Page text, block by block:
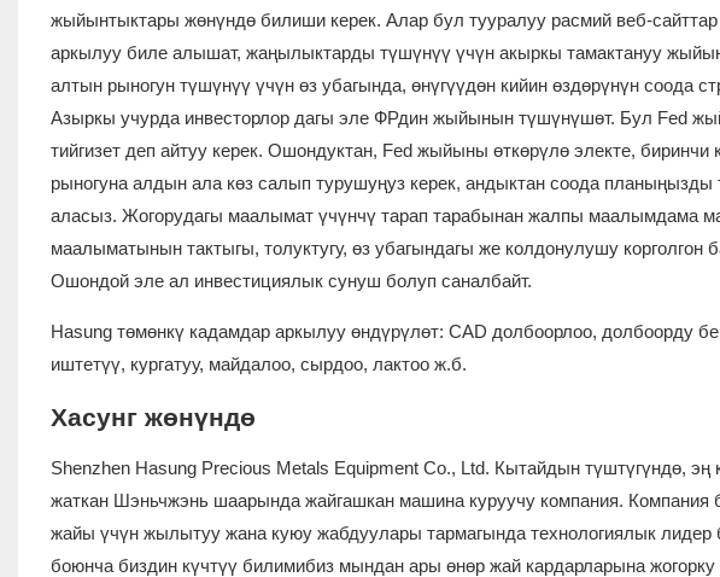
жыйынтыктары жөнүндө билиши керек. Алар бул тууралуу расмий веб-
аркылуу биле алышат, жаңылыктарды түшүнүү үчүн акыркы тамактануу
алтын рыногун түшүнүү үчүн өз убагында, өнүгүүдөн кийин өздөрүнүн соода
Азыркы учурда инвесторлор дагы эле ФРдин жыйынын түшүнүшөт. Бул Fed
тийгизет деп айтуу керек. Ошондуктан, Fed жыйыны өткөрүлө электе,
рыногуна алдын ала көз салып турушуңуз керек, андыктан соода планыңызды
аласыз. Жогорудагы маалымат үчүнчү тарап тарабынан жалпы маалымдама
маалыматынын тактыгы, толуктугу, өз убагындагы же колдонулушу
Ошондой эле ал инвестициялык сунуш болуп саналбайт.
Hasung төмөнкү кадамдар аркылуу өндүрүлөт: CAD долбоорлоо, долбоорду
иштетүү, кургатуу, майдалоо, сырдоо, лактоо ж.б.
Хасунг жөнүндө
Shenzhen Hasung Precious Metals Equipment Co., Ltd. Кытайдын түштүгүндө, эң
жаткан Шэньчжэнь шаарында жайгашкан машина куруучу компания.
жайы үчүн жылытуу жана куюу жабдуулары тармагында технологиялык лидер
боюнча биздин күчтүү билимибиз мындан ары өнөр жай кардарларына жогорку